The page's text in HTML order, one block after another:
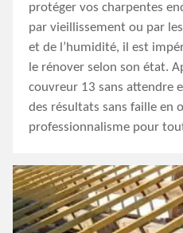
protéger vos charpentes
par vieillissement ou par
et de l’humidité, il est
le rénover selon son état.
couvreur 13 sans attendre
des résultats sans faille en
professionnalisme pour